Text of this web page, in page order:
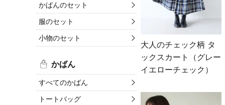
かばんのセット
服のセット
小物のセット
かばん
すべてのかばん
トートバッグ
大人のチェック柄 タ
ックスカート（グレー
イエローチェック）